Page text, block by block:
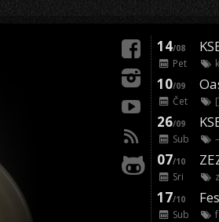
14/08
Pet
10/09
Čet
26/09
Sub
07/10
Sri
17/10
Sub